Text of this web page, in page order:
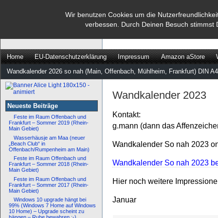
Wir benutzen Cookies um die
verbessen. Durch Deinen Besuch stimmst
dann rate mal
Home EU-Datenschutzerklärung Impressum Amazon aStore
Wandkalender 2026 so nah (Main, Offenbach, Mühlheim, Frankfurt) DIN
Neueste Beiträge
Feste im Raum Offenbach und
Frankfurt – Sommer 2019 (Rhein-
Main Gebiet)
Wasserhäusje am Maa (neuer
„Beach Club“ in
Offenbach/Rumpenheim am Main)
Feste im Raum Offenbach und
Frankfurt – Sommer 2018 (Rhein-
Main Gebiet)
Feste im Raum Offenbach und
Frankfurt – Sommer 2017 (Rhein-
Main Gebiet)
Windows 10 upgrade hängt bei
99% (Windows 7 Home auf Windows
10 Home) – Upgrade scheint zu
Wandkalender 2023
Kontakt:
g.mann (dann das
Wandkalender So nah 2023
Wandkalender So nah 2023
Hier noch weitere
Januar